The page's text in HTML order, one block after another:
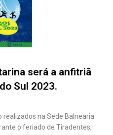
será a anfitriã
Sul 2023.
realizados na Sede Balnearia
o feriado de Tiradentes,